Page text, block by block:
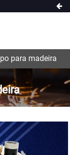
para madeira